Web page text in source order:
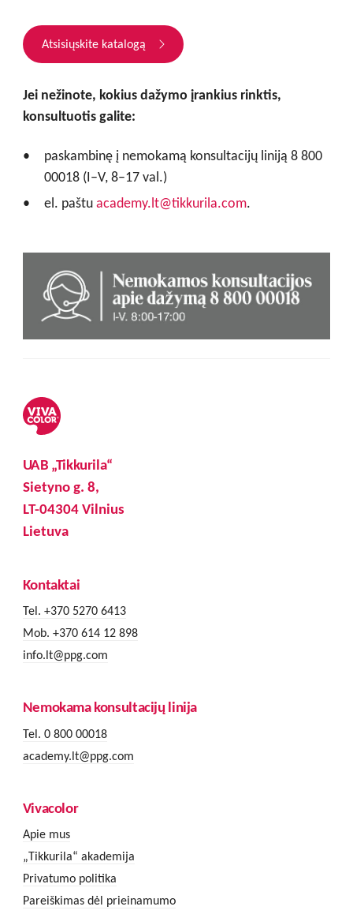
Atsisiųskite katalogą
Jei nežinote, kokius dažymo įrankius rinktis,
konsultuotis galite:
paskambinę į nemokamą konsultacijų liniją 8 800
00018 (I–V, 8–17 val.)
el. paštuacademy.lt@tikkurila.com.
UAB „Tikkurila“
Sietyno g. 8,
LT-04304 Vilnius
Lietuva
Kontaktai
Tel. +370 5270 6413
Mob. +370 614 12 898
info.lt@ppg.com
Nemokama konsultacijų linija
Tel. 0 800 00018
academy.lt@ppg.com
Vivacolor
Apie mus
„Tikkurila“ akademija
Privatumo politika
Pareiškimas dėl prieinamumo